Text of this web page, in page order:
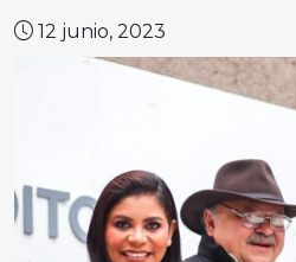
12 junio, 2023